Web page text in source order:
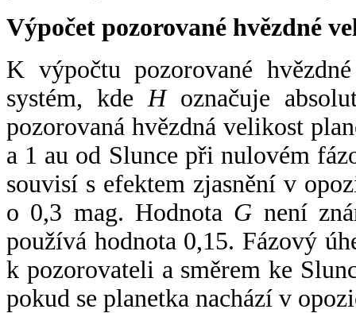
Výpočet pozorované hvězdné
K výpočtu pozorované
systém, kde Hoznačuje
pozorovaná hvězdná velikost
a 1 au od Slunce při nulovém
souvisí s efektem zjasnění v
o 0,3 mag. Hodnota G není
používá hodnota 0,15. Fázový
k pozorovateli a směrem ke
pokud se planetka nachází v